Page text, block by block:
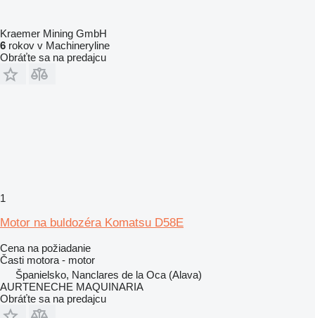
Kraemer Mining GmbH
6 rokov v Machineryline
Obráťte sa na predajcu
1
Motor na buldozéra Komatsu D58E
Cena na požiadanie
Časti motora - motor
Španielsko, Nanclares de la Oca (Alava)
AURTENECHE MAQUINARIA
Obráťte sa na predajcu